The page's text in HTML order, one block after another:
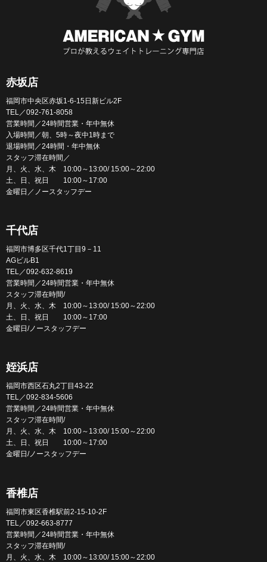
赤坂店
福岡市中央区赤坂1-6-15日新ビル2F
TEL／092-761-8058
営業時間／24時間営業・年中無休
入場時間／朝、5時～夜中1時まで
退場時間／24時間・年中無休
スタッフ滞在時間／
月、火、水、木 10:00～13:00/ 15:00～22:00
土、日、祝日 10:00～17:00
金曜日／ノースタッフデー
千代店
福岡市博多区千代1丁目9－11
AGビルB1
TEL／092-632-8619
営業時間／24時間営業・年中無休
スタッフ滞在時間/
月、火、水、木 10:00～13:00/ 15:00～22:00
土、日、祝日 10:00～17:00
金曜日/ノースタッフデー
姪浜店
福岡市西区石丸2丁目43-22
TEL／092-834-5606
営業時間／24時間営業・年中無休
スタッフ滞在時間/
月、火、水、木 10:00～13:00/ 15:00～22:00
土、日、祝日 10:00～17:00
金曜日/ノースタッフデー
香椎店
福岡市東区香椎駅前2-15-10-2F
TEL／092-663-8777
営業時間／24時間営業・年中無休
スタッフ滞在時間/
月、火、水、木 10:00～13:00/ 15:00～22:00